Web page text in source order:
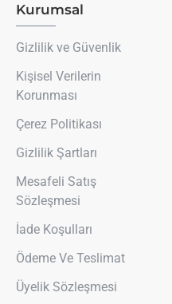
Kurumsal
Gizlilik ve Güvenlik
Kişisel Verilerin
Korunması
Çerez Politikası
Gizlilik Şartları
Mesafeli Satış
Sözleşmesi
İade Koşulları
Ödeme Ve Teslimat
Üyelik Sözleşmesi